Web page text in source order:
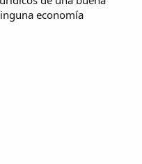
economía